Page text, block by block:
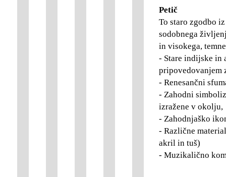
Petič
To staro zgodbo
sodobnega
in visokega,
- Stare indijske in
pripovedovanjem
- Renesančni
- Zahodni
izražene v okolju,
- Zahodnjaško
- Različne
akril in tuš)
- Muzikalično